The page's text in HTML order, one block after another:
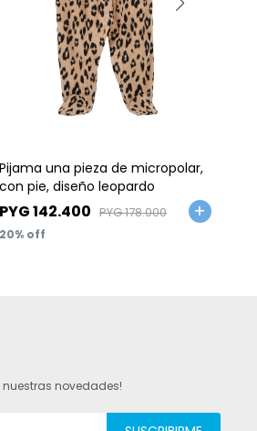
Pijama una pieza de micropolar,
con pie, diseño leopardo
PYG142.400 PYG178.000
20
nuestras novedades!